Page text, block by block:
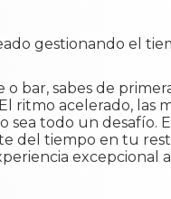
bar, sabes de
ritmo acelerado,
sea todo un desafío.
del tiempo en tu
excepcional